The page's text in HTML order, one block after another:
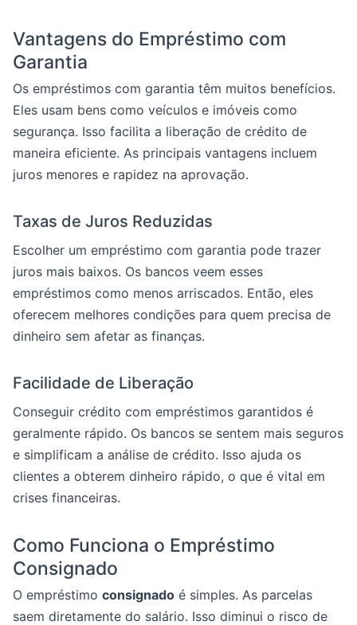
Vantagens do Empréstimo com
Garantia
Os empréstimos com garantia têm muitos benefícios.
Eles usam bens como veículos e imóveis como
segurança. Isso facilita a liberação de crédito de
maneira eficiente. As principais vantagens incluem
juros menores e rapidez na aprovação.
Taxas de Juros Reduzidas
Escolher um empréstimo com garantia pode trazer
juros mais baixos. Os bancos veem esses
empréstimos como menos arriscados. Então, eles
oferecem melhores condições para quem precisa de
dinheiro sem afetar as finanças.
Facilidade de Liberação
Conseguir crédito com empréstimos garantidos é
geralmente rápido. Os bancos se sentem mais seguros
e simplificam a análise de crédito. Isso ajuda os
clientes a obterem dinheiro rápido, o que é vital em
crises financeiras.
Como Funciona o Empréstimo
Consignado
O empréstimo consignado é simples. As parcelas
saem diretamente do salário. Isso diminui o risco de